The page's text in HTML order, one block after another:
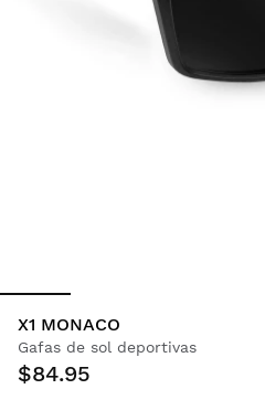
X1 MONACO
Gafas de sol deportivas
$84.95